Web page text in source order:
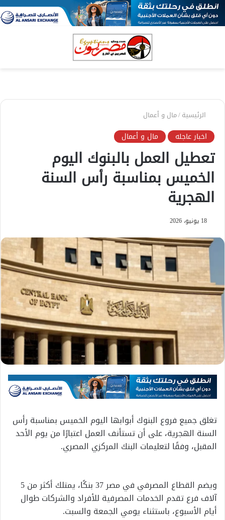
الرئيسية/مال و أعمال
اخبار عاجله مال و أعمال
تعطيل العمل بالبنوك اليوم
الخميس بمناسبة رأس السنة
الهجرية
18 يونيو، 2026
تغلق جميع فروع البنوك أبوابها اليوم الخميس بمناسبة رأس
السنة الهجرية، على أن تستأنف العمل اعتبارًا من يوم الأحد
المقبل، وفقًا لتعليمات البنك المركزي المصري.
ويضم القطاع المصرفي في مصر 37 بنكًا، يمتلك أكثر من 5
آلاف فرع تقدم الخدمات المصرفية للأفراد والشركات طوال
أيام الأسبوع، باستثناء يومي الجمعة والسبت.